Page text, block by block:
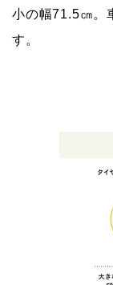
小の幅71.5㎝。
す。